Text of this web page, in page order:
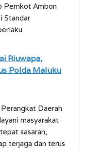
Pemkot Ambon
Standar
Riuwapa,
Polda Maluku
Daerah
masyarakat
sasaran,
terjaga dan terus